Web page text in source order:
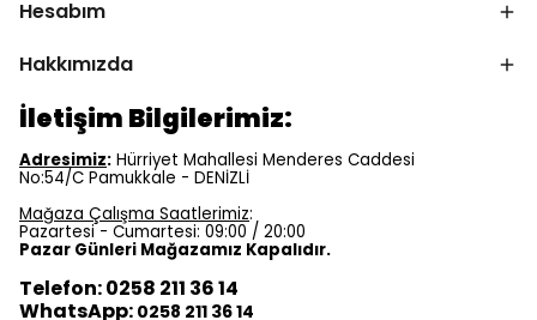
Hesabım
Hakkımızda
İletişim Bilgilerimiz:
Adresimiz: Hürriyet Mahallesi Menderes Caddesi
No:54/C Pamukkale - DENİZLİ
Mağaza Çalışma Saatlerimiz:
Pazartesi - Cumartesi: 09:00 / 20:00
Pazar Günleri Mağazamız Kapalıdır.
Telefon: 0258 211 36 14
WhatsApp: 0258 211 36 14